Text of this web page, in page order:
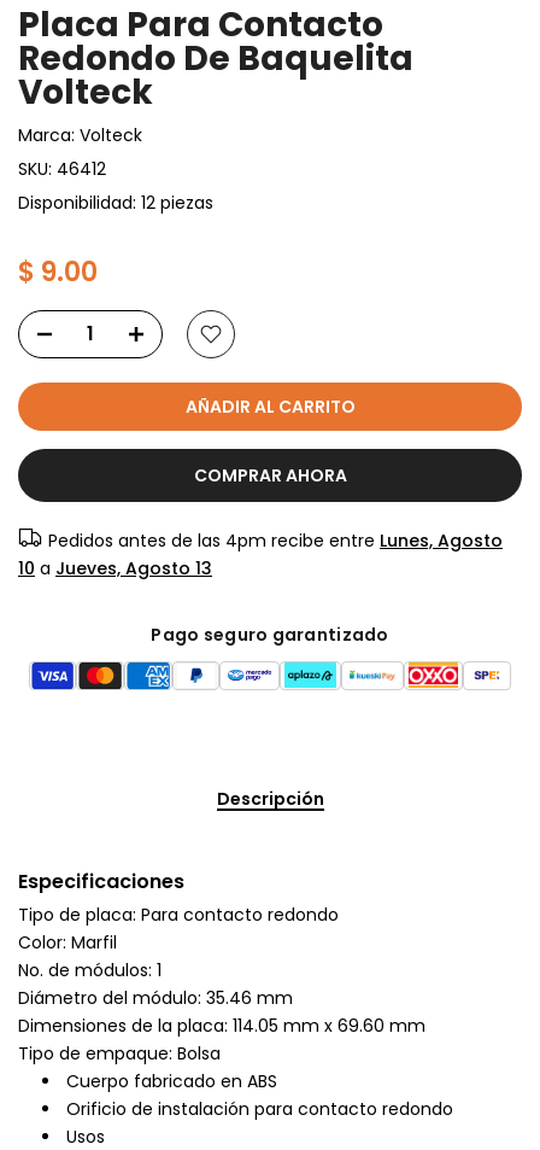
Placa Para Contacto
Redondo De Baquelita
Volteck
Marca: Volteck
SKU: 46412
Disponibilidad: 12 piezas
$ 9.00
AÑADIR AL CARRITO
COMPRAR AHORA
Pedidos antes de las 4pm recibe entre Lunes, Agosto
10 a Jueves, Agosto 13
Pago seguro garantizado
Descripción
Especificaciones
Tipo de placa: Para contacto redondo
Color: Marfil
No. de módulos: 1
Diámetro del módulo: 35.46 mm
Dimensiones de la placa: 114.05 mm x 69.60 mm
Tipo de empaque: Bolsa
Cuerpo fabricado en ABS
Orificio de instalación para contacto redondo
Usos